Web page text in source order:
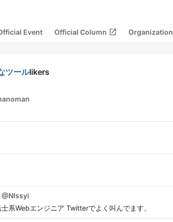
Event Official Column open_in_new Organization
ツールlikers
@NIssyi
系Webエンジニア Twitterでよく叫んでます。